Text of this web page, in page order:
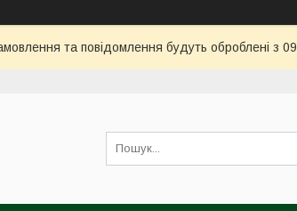
та повідомлення будуть оброблені з